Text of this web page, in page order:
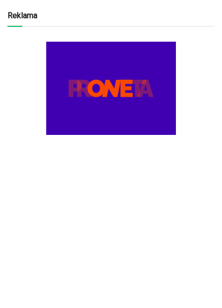
Reklama